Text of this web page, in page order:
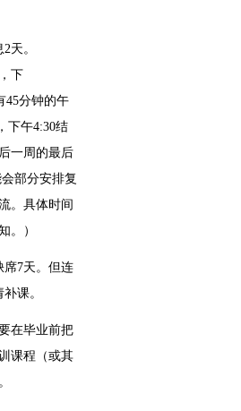
天。
下
45分钟的午
下午4:30结
一周的最后
部分安排复
。具体时间
。）
席7天。但连
课。
在毕业前把
课程（或其